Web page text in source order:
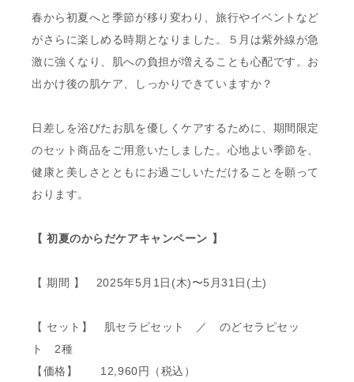
春から初夏へと季節が移り変わり、旅行やイベントなど
がさらに楽しめる時期となりました。５月は紫外線が急
激に強くなり、肌への負担が増えることも心配です。お
出かけ後の肌ケア、しっかりできていますか？
日差しを浴びたお肌を優しくケアするために、期間限定
のセット商品をご用意いたしました。心地よい季節を、
健康と美しさとともにお過ごしいただけることを願って
おります。
【 初夏のからだケアキャンペーン 】
【 期間 】 2025年5月1日(木)〜5月31日(土)
【 セット】 肌セラピセット ／ のどセラピセッ
ト 2種
【価格】 12,960円（税込）